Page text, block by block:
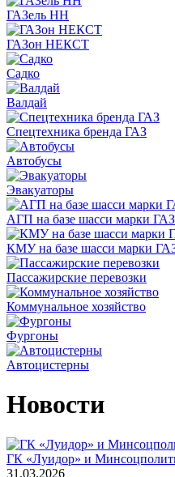
ГАЗель НН
ГАЗон НЕКСТ
Садко
Валдай
Спецтехника бренда ГАЗ
Автобусы
Эвакуаторы
АГП на базе шасси марки ГАЗ
КМУ на базе шасси марки
Пассажирские перевозки
Коммунальное хозяйство
Фургоны
Автоцистерны
Новости
ГК «Луидор» и
31.03.2026